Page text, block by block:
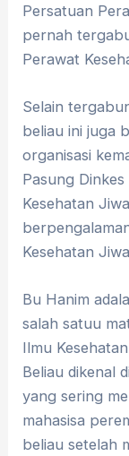
Persatuan
pernah
Perawat
Selain
beliau ini juga
organisasi
Pasung
Kesehatan
Kesehatan
Bu Hanim
salah satuu
Ilmu
Beliau dikenal
yang sering
mahasisa
beliau setelah